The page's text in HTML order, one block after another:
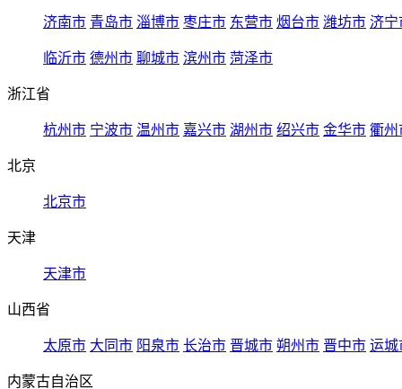
济南市 青岛市 淄博市 枣庄市 东营市 烟台市 潍坊市 济宁
临沂市 德州市 聊城市 滨州市 菏泽市
浙江省
杭州市 宁波市 温州市 嘉兴市 湖州市 绍兴市 金华市 衢州
北京
北京市
天津
天津市
山西省
太原市 大同市 阳泉市 长治市 晋城市 朔州市 晋中市 运城
内蒙古自治区